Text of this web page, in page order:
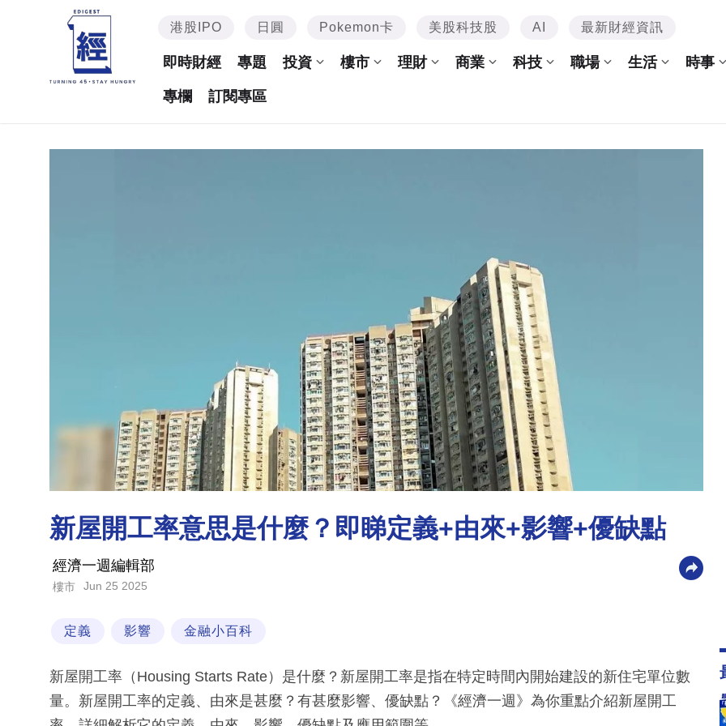
港股IPO 日圓 Pokemon卡 美股科技股 AI 最新財經資訊
即時財經 專題 投資 樓市 理財 商業 科技 職場 生活 時事
專欄 訂閱專區
新屋開工率意思是什麼？即睇定義+由來+影響+優缺點
經濟一週編輯部
樓市 Jun 25 2025
定義 影響 金融小百科
新屋開工率（Housing Starts Rate）是什麼？新屋開工率是指在特定時間內開始建設的新住宅單位數
量。新屋開工率的定義、由來是甚麼？有甚麼影響、優缺點？《經濟一週》為你重點介紹新屋開工